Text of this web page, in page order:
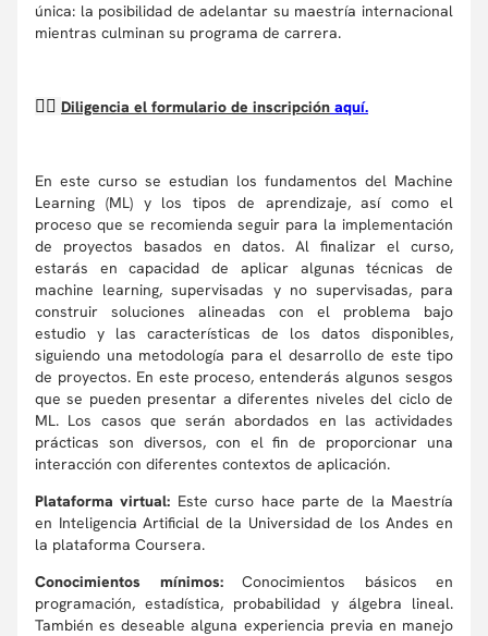
única: la posibilidad de adelantar su maestría internacional
mientras culminan su programa de carrera.
👉🏼 Diligencia el formulario de inscripción aquí.
En este curso se estudian los fundamentos del Machine
Learning (ML) y los tipos de aprendizaje, así como el
proceso que se recomienda seguir para la implementación
de proyectos basados en datos. Al finalizar el curso,
estarás en capacidad de aplicar algunas técnicas de
machine learning, supervisadas y no supervisadas, para
construir soluciones alineadas con el problema bajo
estudio y las características de los datos disponibles,
siguiendo una metodología para el desarrollo de este tipo
de proyectos. En este proceso, entenderás algunos sesgos
que se pueden presentar a diferentes niveles del ciclo de
ML. Los casos que serán abordados en las actividades
prácticas son diversos, con el fin de proporcionar una
interacción con diferentes contextos de aplicación.
Plataforma virtual: Este curso hace parte de la Maestría
en Inteligencia Artificial de la Universidad de los Andes en
la plataforma Coursera.
Conocimientos mínimos: Conocimientos básicos en
programación, estadística, probabilidad y álgebra lineal.
También es deseable alguna experiencia previa en manejo